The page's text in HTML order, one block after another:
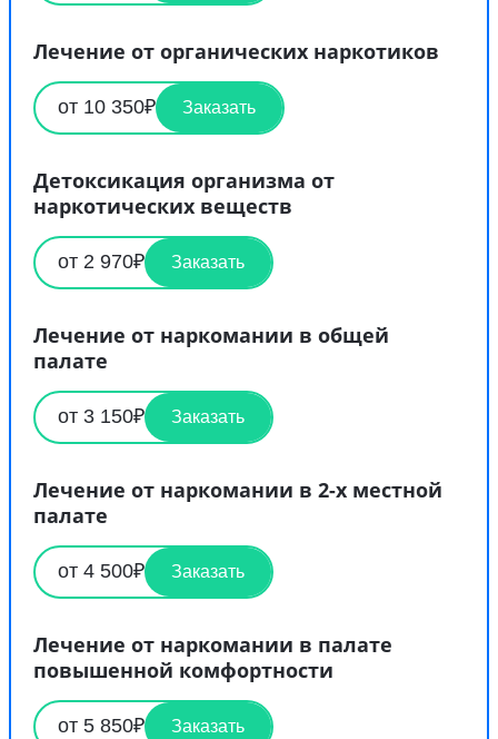
Лечение от органических наркотиков
от 10 350₽ Заказать
Детоксикация организма от
наркотических веществ
от 2 970₽ Заказать
Лечение от наркомании в общей
палате
от 3 150₽ Заказать
Лечение от наркомании в 2-х местной
палате
от 4 500₽ Заказать
Лечение от наркомании в палате
повышенной комфортности
от 5 850₽ Заказать